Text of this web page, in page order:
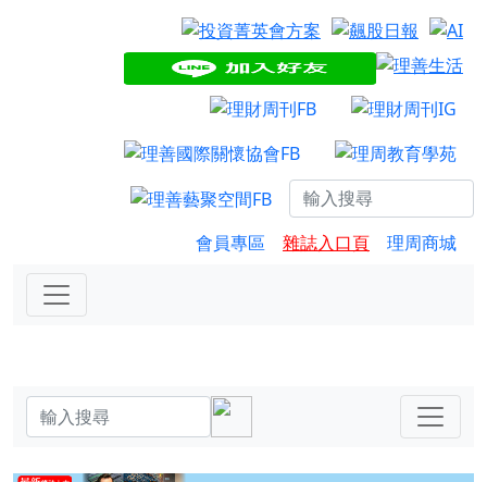
會員專區 雜誌入口頁 理周商城